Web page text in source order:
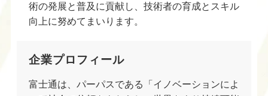
術の発展と普及に貢献し、技術者の育成とスキル
向上に努めてまいります。
企業プロフィール
富士通は、パーパスである「イノベーションによ